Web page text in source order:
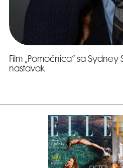
Film „Pomoćnica“ sa
nastavak